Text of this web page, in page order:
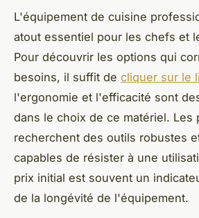
L'équipement de cuisine
atout essentiel pour les chefs et
Pour découvrir les options qui
besoins, il suffit de cliquer sur le
l'ergonomie et l'efficacité sont
dans le choix de ce matériel. Les
recherchent des outils robustes
capables de résister à une
prix initial est souvent un
de la longévité de l'équipement.